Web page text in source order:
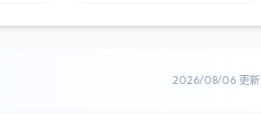
2026/08/06 更新